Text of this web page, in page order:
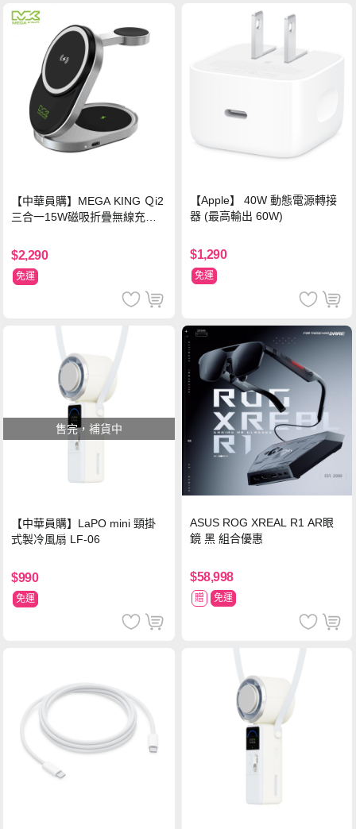
【中華員購】MEGA KING Ｑi2
三合一15W磁吸折疊無線充電
$2,290
免運
【Apple】 40W 動態電源轉接
器 (最高輸出 60W)
$1,290
免運
售完，補貨中
【中華員購】LaPO mini 頸掛
式製冷風扇 LF-06
$990
免運
ASUS ROG XREAL R1 AR眼
鏡 黑 組合優惠
$58,998
贈 免運